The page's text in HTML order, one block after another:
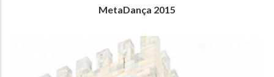
MetaDança 2015